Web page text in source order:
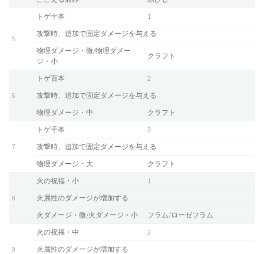
5
トゲ十本
1
攻撃時、追加で固定ダメージを与える
物理ダメージ・微/物理ダメー
ジ・小
クラフト
6
トゲ百本
2
攻撃時、追加で固定ダメージを与える
物理ダメージ・中
クラフト
7
トゲ千本
3
攻撃時、追加で固定ダメージを与える
物理ダメージ・大
クラフト
8
火の祝福・小
1
火属性のダメージが増加する
火ダメージ・微/火ダメージ・小
フラム/ローゼフラム
9
火の祝福・中
2
火属性のダメージが増加する